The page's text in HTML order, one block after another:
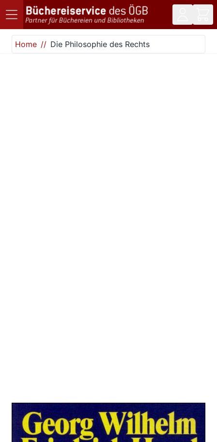
Direkt zum Inhalt
Home
Die Philosophie des Rechts
Die Philosophie des Rechts